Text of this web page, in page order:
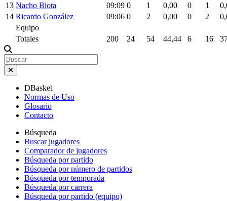
13 Nacho Biota 09:09 0 1 0,00 0 1
14 Ricardo González 09:06 0 2 0,00 0 2
Equipo
Totales
200 24 54 44,44 6 16
DBasket
Normas de Uso
Glosario
Contacto
Búsqueda
Buscar jugadores
Comparador de jugadores
Búsqueda por partido
Búsqueda por número de partidos
Búsqueda por temporada
Búsqueda por carrera
Búsqueda por partido (equipo)